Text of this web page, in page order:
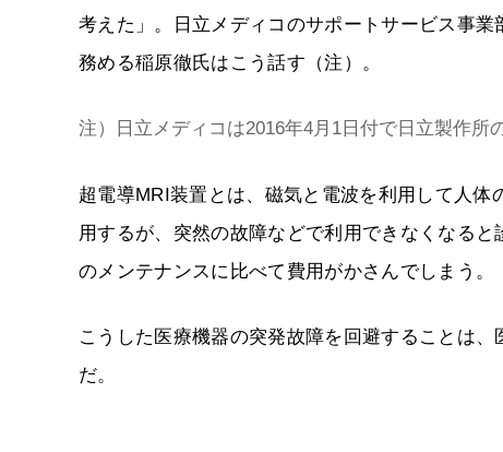
考えた」。日立メディコのサポートサービス事
務める稲原徹氏はこう話す（注）。
注）日立メディコは2016年4月1日付で日立製作所
超電導MRI装置とは、磁気と電波を利用して人
用するが、突然の故障などで利用できなくなる
のメンテナンスに比べて費用がかさんでしまう。
こうした医療機器の突発故障を回避することは
だ。